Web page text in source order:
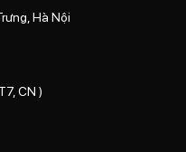
Hà Nội
CN )